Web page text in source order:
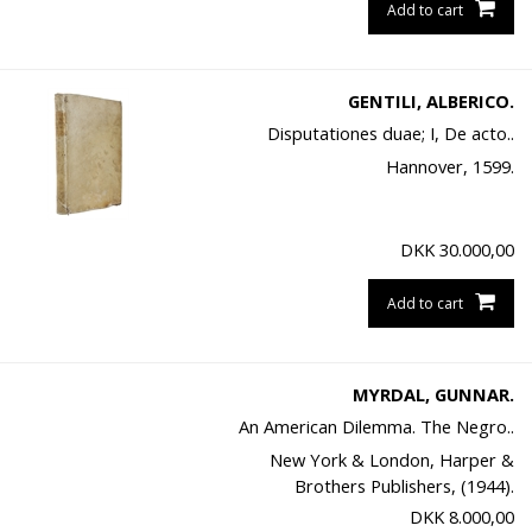
Add to cart
GENTILI, ALBERICO.
Disputationes duae; I, De acto..
Hannover, 1599.
DKK 30.000,00
Add to cart
MYRDAL, GUNNAR.
An American Dilemma. The Negro..
New York & London, Harper &
Brothers Publishers, (1944).
DKK 8.000,00